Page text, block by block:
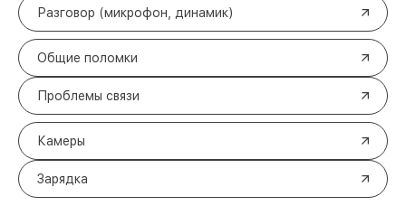
Разговор (микрофон, динамик)
Общие поломки
Проблемы связи
Камеры
Зарядка